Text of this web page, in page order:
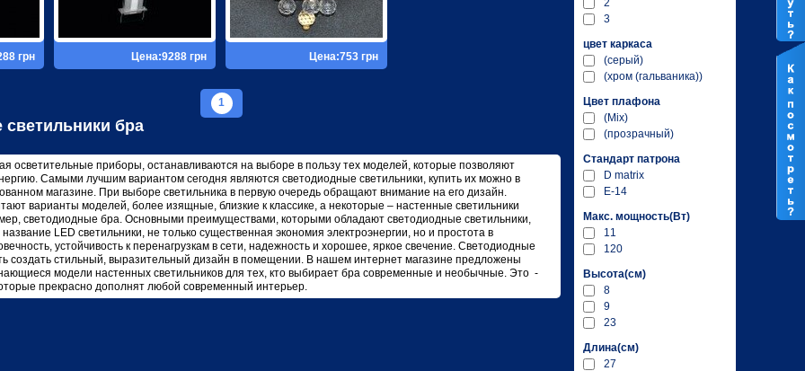
грн Цена:9288 грн Цена:753 грн
1
бра
осветительные приборы, останавливаются на выборе в пользу тех моделей, которые позволяют
Самыми лучшим вариантом сегодня являются светодиодные светильники, купить их можно в
магазине. При выборе светильника в первую очередь обращают внимание на его дизайн.
варианты моделей, более изящные, близкие к классике, а некоторые – настенные светильники
светодиодные бра. Основными преимуществами, которыми обладают светодиодные светильники,
LED светильники, не только существенная экономия электроэнергии, но и простота в
устойчивость к перенагрузкам в сети, надежность и хорошее, яркое свечение. Светодиодные
создать стильный, выразительный дизайн в помещении. В нашем интернет магазине предложены
модели настенных светильников для тех, кто выбирает бра современные и необычные. Это -
прекрасно дополнят любой современный интерьер.
3
цвет каркаса
(серый)
(хром (гальваника))
Цвет плафона
(Mix)
(прозрачный)
Стандарт патрона
D matrix
E-14
Макc. мощность(Вт)
11
120
Высота(см)
8
9
23
Длина(см)
27